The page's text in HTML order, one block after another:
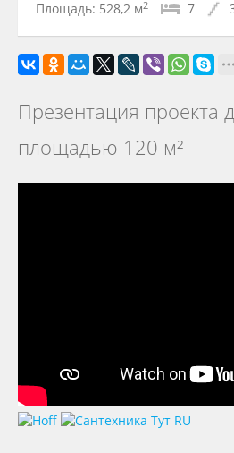
Площадь: 528,2 м2 7
Презентация проекта
площадью 120 м²